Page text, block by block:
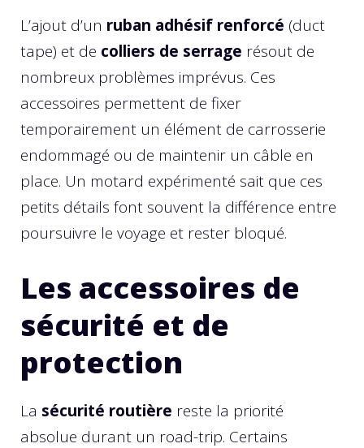
L’ajout d’un ruban adhésif renforcé (duct
tape) et de colliers de serrage résout de
nombreux problèmes imprévus. Ces
accessoires permettent de fixer
temporairement un élément de carrosserie
endommagé ou de maintenir un câble en
place. Un motard expérimenté sait que ces
petits détails font souvent la différence entre
poursuivre le voyage et rester bloqué.
Les accessoires de
sécurité et de
protection
La sécurité routière reste la priorité
absolue durant un road-trip. Certains